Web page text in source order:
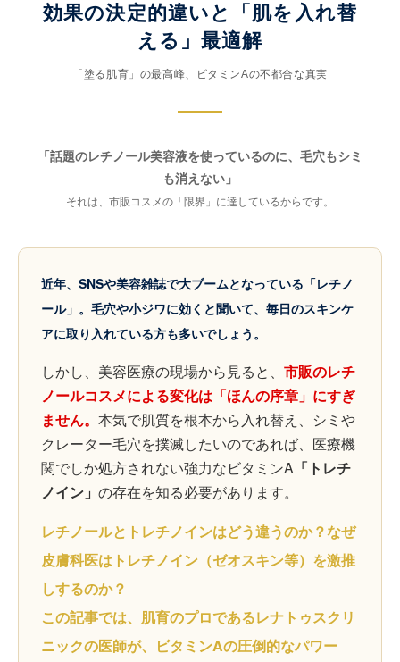
効果の決定的違いと「肌を入れ替
える」最適解
「塗る肌育」の最高峰、ビタミンAの不都合な真実
「話題のレチノール美容液を使っているのに、毛穴もシミ
も消えない」
それは、市販コスメの「限界」に達しているからです。
近年、SNSや美容雑誌で大ブームとなっている「レチノ
ール」。毛穴や小ジワに効くと聞いて、毎日のスキンケ
アに取り入れている方も多いでしょう。
しかし、美容医療の現場から見ると、 市販のレチ
ノールコスメによる変化は「ほんの序章」にすぎ
ません。 本気で肌質を根本から入れ替え、シミや
クレーター毛穴を撲滅したいのであれば、医療機
関でしか処方されない強力なビタミンA 「トレチ
ノイン」 の存在を知る必要があります。
レチノールとトレチノインはどう違うのか？なぜ
皮膚科医はトレチノイン（ゼオスキン等）を激推
しするのか？
この記事では、肌育のプロであるレナトゥスクリ
ニックの医師が、ビタミンAの圧倒的なパワー